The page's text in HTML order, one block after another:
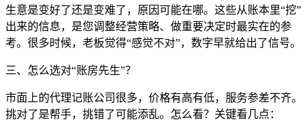
生意是变好了还是变难了，原因可能在哪。这些从账本里“挖”
出来的信息，是您调整经营策略、做重要决定时最实在的参
考。很多时候，老板觉得“感觉不对”，数字早就给出了信号。
三、怎么选对“账房先生”？
市面上的代理记账公司很多，价格有高有低，服务参差不齐。
挑对了是帮手，挑错了可能添乱。怎么看？关键看几点：